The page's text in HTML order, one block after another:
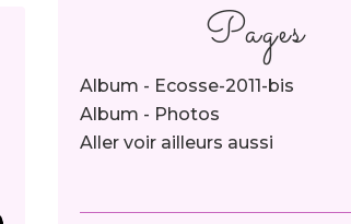
Pages
Album - Ecosse-2011-bis
Album - Photos
Aller voir ailleurs aussi